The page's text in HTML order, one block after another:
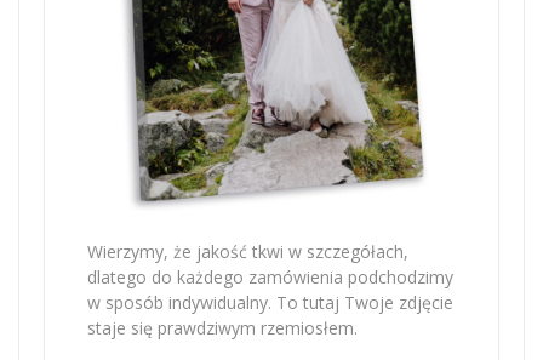
Wierzymy, że jakość tkwi w szczegółach,
dlatego do każdego zamówienia podchodzimy
w sposób indywidualny. To tutaj Twoje zdjęcie
staje się prawdziwym rzemiosłem.